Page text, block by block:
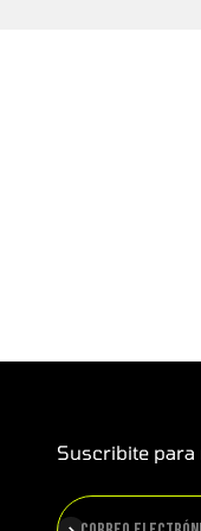
Suscribite